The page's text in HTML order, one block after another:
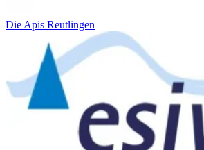
Die Apis Reutlingen